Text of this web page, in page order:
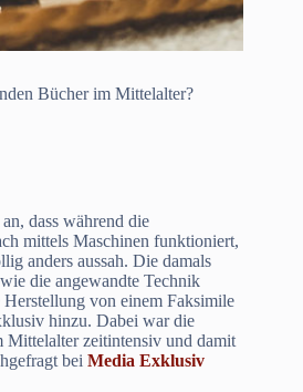
Bücher im Mittelalter?
dass während die
mittels Maschinen funktioniert,
anders aussah. Die damals
die angewandte Technik
von einem Faksimile
hinzu. Dabei war die
Mittelalter zeitintensiv und damit
bei Media Exklusiv